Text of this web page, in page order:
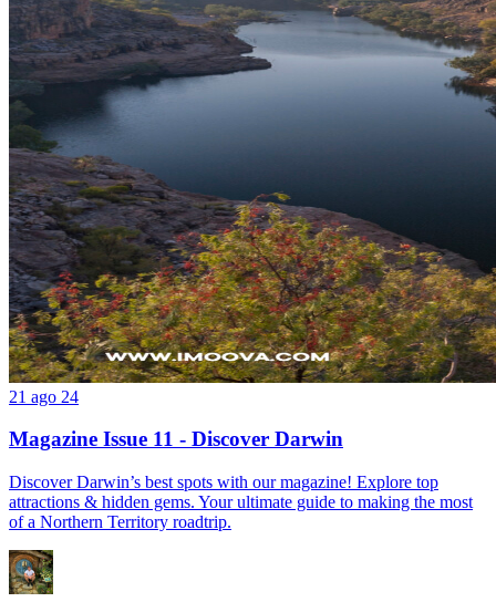
21 ago 24
Magazine Issue 11 - Discover Darwin
Discover Darwin’s best spots with our magazine! Explore top
attractions & hidden gems. Your ultimate guide to making the most
of a Northern Territory roadtrip.